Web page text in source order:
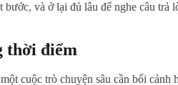
và ở lại đủ lâu để nghe câu trả
thời điểm
cuộc trò chuyện sâu cần bối